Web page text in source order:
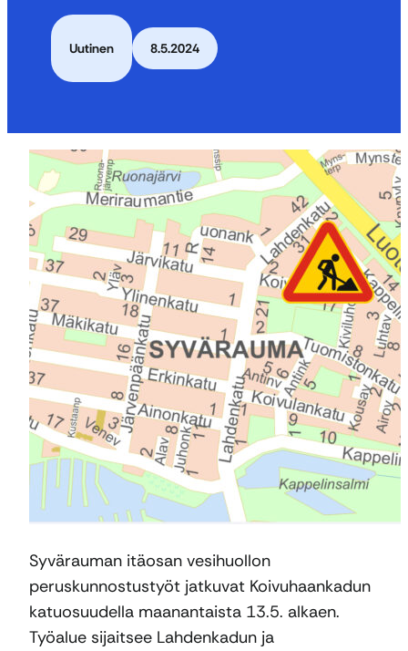
Uutinen 8.5.2024
Syvärauman itäosan vesihuollon
peruskunnostustyöt jatkuvat Koivuhaankadun
katuosuudella maanantaista 13.5. alkaen.
Työalue sijaitsee Lahdenkadun ja